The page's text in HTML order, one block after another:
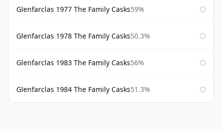
Glenfarclas 1977 The Family Casks59%
Glenfarclas 1978 The Family Casks50.3%
Glenfarclas 1983 The Family Casks56%
Glenfarclas 1984 The Family Casks51.3%